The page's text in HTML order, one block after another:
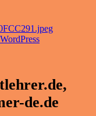
de.de